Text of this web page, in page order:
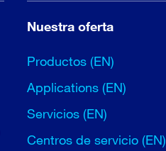
Nuestra oferta
Productos (EN)
Applications (EN)
Servicios (EN)
Centros de servicio (EN)